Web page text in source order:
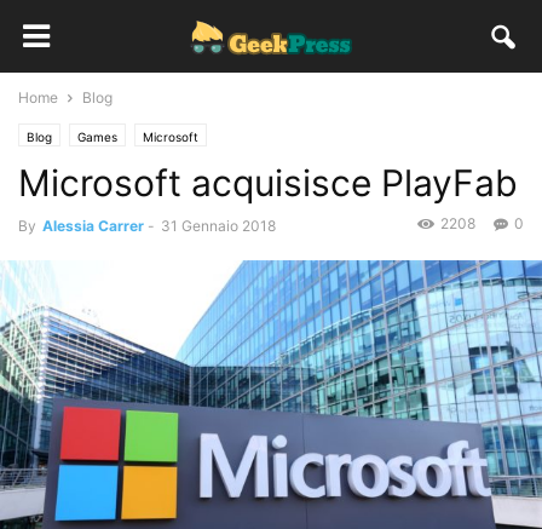
Home Blog
Blog Games Microsoft
Microsoft acquisisce PlayFab
By Alessia Carrer - 31 Gennaio 2018 0
2208